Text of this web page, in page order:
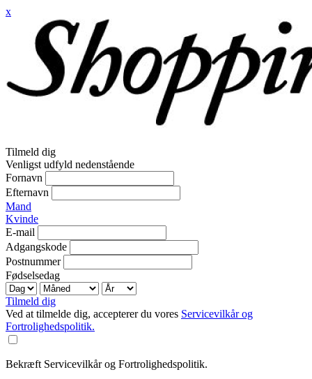
x
Tilmeld dig
Venligst udfyld nedenstående
Fornavn
Efternavn
Mand
Kvinde
E-mail
Adgangskode
Postnummer
Fødselsedag
Tilmeld dig
Ved at tilmelde dig, accepterer du vores Servicevilkår og
Fortrolighedspolitik.
Bekræft Servicevilkår og Fortrolighedspolitik.